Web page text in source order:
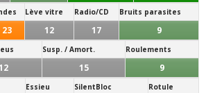
Lève vitre Radio/CD Bruits parasites
23 12 17 9
Susp. / Amort. Roulements
15 9
Essieu SilentBloc Rotule